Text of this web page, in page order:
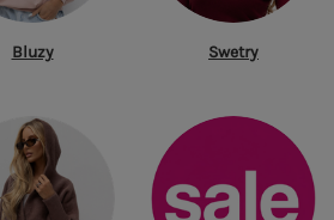
Bluzy Swetry